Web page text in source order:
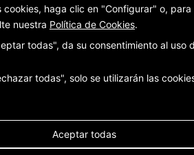
cookies, haga clic en "Configurar" o, para
nuestra Política de Cookies.
todas", da su consentimiento al uso
todas", solo se utilizarán las
Aceptar todas